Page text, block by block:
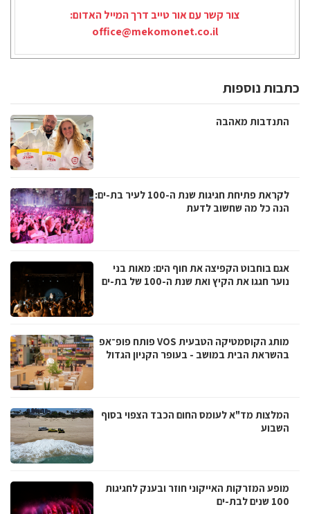
צור קשר עם אור טייב דרך המייל האדום:
office@mekomonet.co.il
כתבות נוספות
התנדבות מאהבה
לקראת פתיחת חגיגות שנת ה-100 לעיר בת-ים:
הנה כל מה שחשוב לדעת
אגם בוחבוט הקפיצה את חוף הים: מאות בני
נוער חגגו את הקיץ ואת שנת ה-100 של בת-ים
מותג הקוסמטיקה הטבעית VOS פותח פופ־אפ
בהשראת הבית במושב - בעופר הקניון הגדול
המלצות מד"א לעומס החום הכבד הצפוי בסוף
השבוע
מופע המזרקות האייקוני חוזר ובענק לחגיגות
100 שנים לבת-ים